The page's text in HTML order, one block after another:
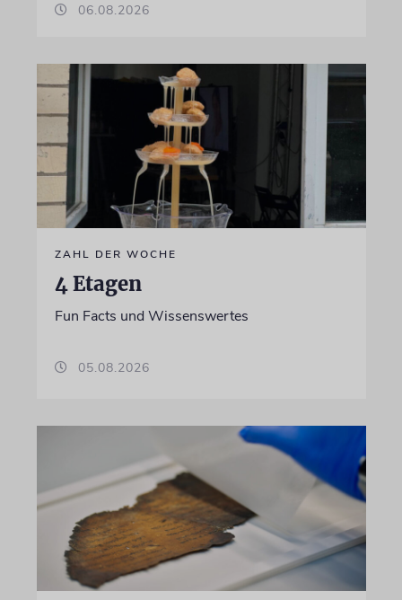
06.08.2026
ZAHL DER WOCHE
4 Etagen
Fun Facts und Wissenswertes
05.08.2026